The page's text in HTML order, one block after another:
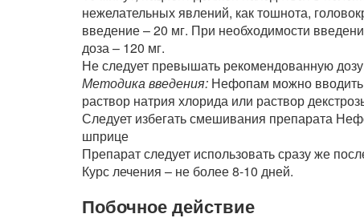
нежелательных явлений, как тошнота,
введение – 20 мг. При необходимости
доза – 120 мг.
Не следует превышать рекомендованную
Методика введения: Нефопам можно вводить
раствор натрия хлорида или раствор
Следует избегать смешивания препарата
шприце
Препарат следует использовать сразу же
Курс лечения – не более 8-10 дней.
Побочное действие